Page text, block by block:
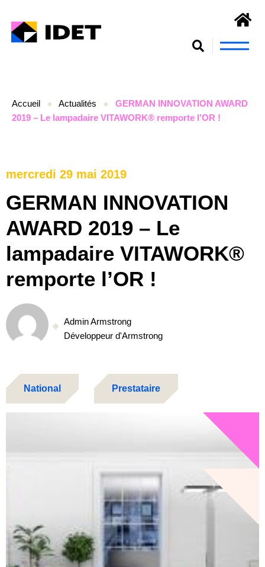
Accueil Actualités
GERMAN INNOVATION AWARD
2019 – Le lampadaire VITAWORK® remporte l’OR !
mercredi 29 mai 2019
GERMAN INNOVATION
AWARD 2019 – Le
lampadaire VITAWORK®
remporte l’OR !
Admin Armstrong
Développeur d'Armstrong